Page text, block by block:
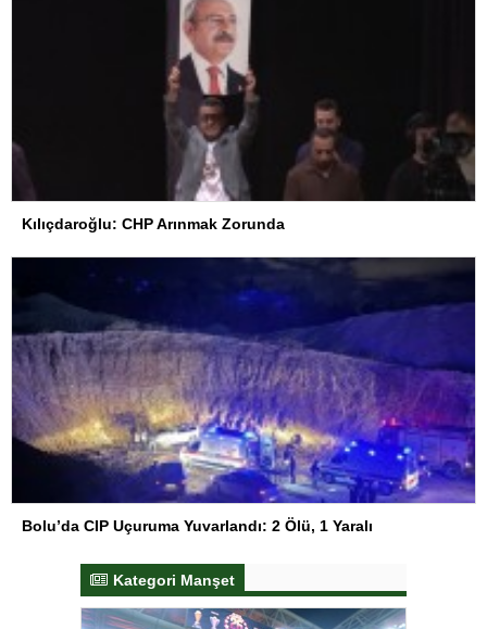
Kılıçdaroğlu: CHP Arınmak Zorunda
Bolu’da CIP Uçuruma Yuvarlandı: 2 Ölü, 1 Yaralı
Kategori Manşet